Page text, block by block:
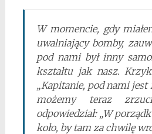
W momencie, gdy
uwalniający bomby,
pod nami był inny
kształtu jak nasz.
„Kapitanie, pod nami
możemy teraz
odpowiedział: „W
koło, by tam za chwilę